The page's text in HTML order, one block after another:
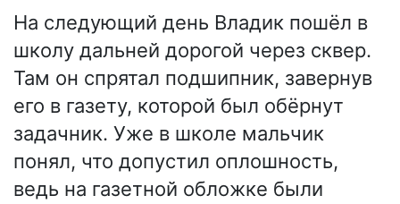
На следующий день Владик пошёл в
школу дальней дорогой через сквер.
Там он спрятал подшипник, завернув
его в газету, которой был обёрнут
задачник. Уже в школе мальчик
понял, что допустил оплошность,
ведь на газетной обложке были